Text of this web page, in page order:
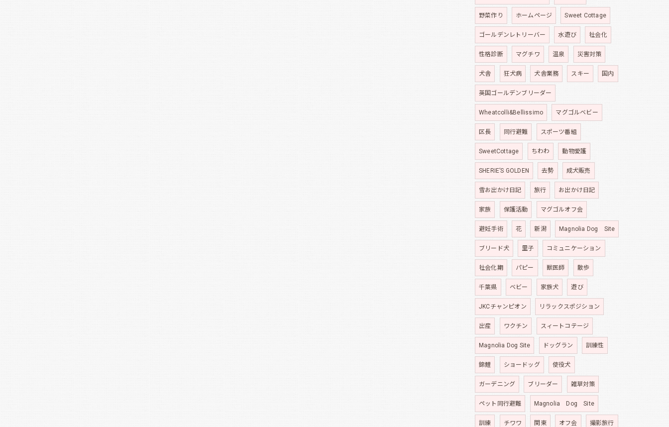
野菜作り ホームページ Sweet Cottage
ゴールデンレトリーバー 水遊び 社会化
性格診断 マグチワ 温泉 災害対策
犬舎 狂犬病 犬舎業務 スキー 国内
英国ゴールデンブリーダー
Wheatcolli&Bellissimo マグゴルベビー
区長 同行避難 スポーツ番組
SweetCottage ちわわ 動物愛護
SHERIE’S GOLDEN 去勢 成犬販売
雪お出かけ日記 旅行 お出かけ日記
家族 保護活動 マグゴルオフ会
避妊手術 花 新潟 Magnolia Dog Site
ブリード犬 里子 コミュニケーション
社会化期 パピー 獣医師 散歩
千葉県 ベビー 家族犬 遊び
JKCチャンピオン リラックスポジション
出産 ワクチン スィートコテージ
Magnolia Dog Site ドッグラン 訓練性
錦鯉 ショードッグ 使役犬
ガーデニング ブリーダー 雑草対策
ペット同行避難 Magnolia Dog Site
訓練 チワワ 関東 オフ会 撮影旅行